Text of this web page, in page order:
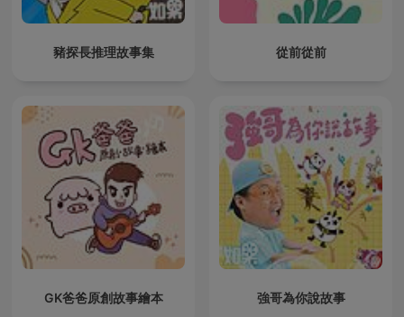
豬探長推理故事集 從前從前
GK爸爸原創故事繪本 強哥為你說故事